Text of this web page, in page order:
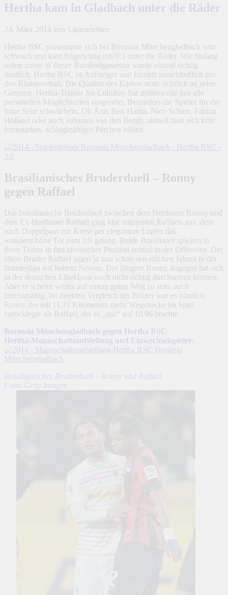
Hertha kam in Gladbach unter die Räder
24. März 2014 von Linienrichter
Hertha BSC präsentierte sich bei Borussia Mönchengladbach sehr
schwach und kam folgerichtig mit 0:3 unter die Räder. Wie bislang
selten zuvor in dieser Bundesligasaison wurde einmal richtig
deutlich, Hertha BSC ist Aufsteiger und kämpft ausschließlich um
den Klassenerhalt. Die Qualität des Kaders stößt sichtlich an seine
Grenzen. Hertha-Trainer Jos Luhukay hat mittlerweile fast alle
personellen Möglichkeiten ausgereizt. Besonders die Spieler für die
linke Seite schwächeln. Ob Änis Ben-Hatira, Nico Schulz, Fabian
Holland oder auch Johannis van den Bergh, aktuell lässt sich kein
formstarkes, schlagkräftiges Pärchen bilden.
Brasilianisches Bruderduell – Ronny
gegen Raffael
Das brasilianische Bruderduell zwischen dem Herthaner Ronny und
dem Ex-Herthaner Raffael ging klar zugunsten Raffaels aus, dem
nach Doppelpass mit Kruse per elegantem Lupfer das
wunderschöne Tor zum 3:0 gelang. Beide Brasilianer spielten in
ihren Teams in fast identischer Position zentral in der Offensive. Der
ältere Bruder Raffael agiert ja nun schon seit etlichen Jahren in der
Bundesliga auf hohem Niveau. Der jüngere Ronny dagegen hat sich
in der deutschen Eliteklasse noch nicht richtig durchsetzen können.
Aber er scheint weiter auf einem guten Weg zu sein, auch
fitnessmäßig. Im direkten Vergleich der Brüder war es nämlich
Ronny der mit 11,31 Kilometern mehr Wegstrecke im Spiel
zurücklegte als Raffael, der es „nur“ auf 10,96 brachte.
Borussia Mönchengladbach gegen Hertha BSC
Hertha-Mannschaftsaufstellung und Einwechselspieler:
Brasilianisches Bruderduell – Ronny und Raffael
Foto: Getty Images